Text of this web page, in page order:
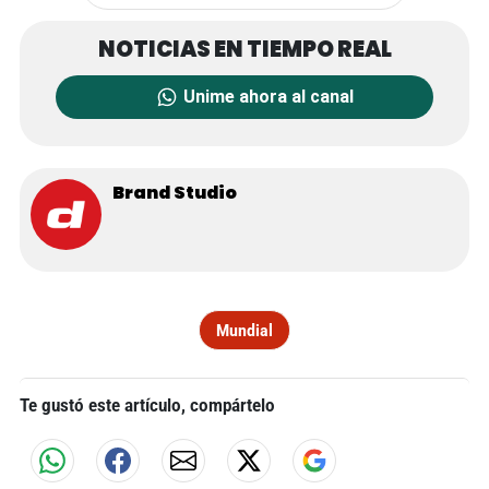
Unime ahora al canal
Brand Studio
Mundial
Te gustó este artículo, compártelo